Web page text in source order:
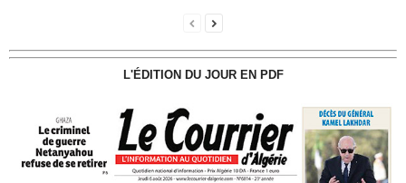
L'ÉDITION DU JOUR EN PDF